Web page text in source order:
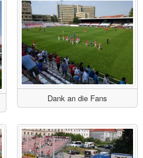
Dank an die Fans